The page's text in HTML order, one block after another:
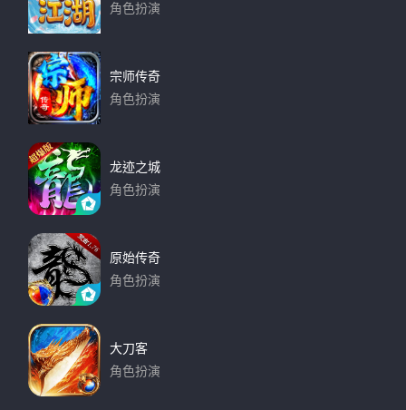
角色扮演
宗师传奇
角色扮演
龙迹之城
角色扮演
原始传奇
角色扮演
大刀客
角色扮演